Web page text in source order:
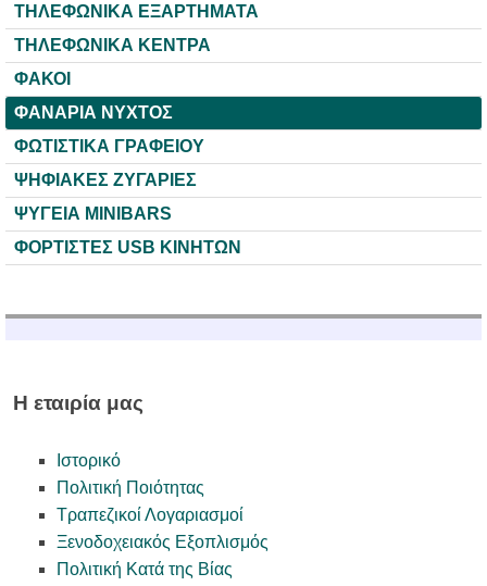
ΤΗΛΕΦΩΝΙΚΑ ΕΞΑΡΤΗΜΑΤΑ
ΤΗΛΕΦΩΝΙΚΑ ΚΕΝΤΡΑ
ΦΑΚΟΙ
ΦΑΝΑΡΙΑ ΝΥΧΤΟΣ
ΦΩΤΙΣΤΙΚΑ ΓΡΑΦΕΙΟΥ
ΨΗΦΙΑΚΕΣ ΖΥΓΑΡΙΕΣ
ΨΥΓΕΙΑ MINIBARS
ΦΟΡΤΙΣΤΕΣ USB KINHTΩΝ
Η εταιρία μας
Ιστορικό
Πολιτική Ποιότητας
Τραπεζικοί Λογαριασμοί
Ξενοδοχειακός Εξοπλισμός
Πολιτική Κατά της Βίας